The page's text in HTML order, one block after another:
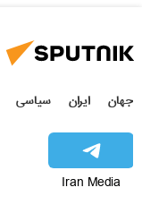
جهان ایران سیاسی
Iran Media